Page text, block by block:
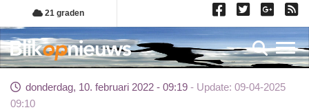
Overslaan
en
naar
de
gaan
21 graden
donderdag, 10. februari 2022 - 09:19
Update: 09-04-2025
09:10